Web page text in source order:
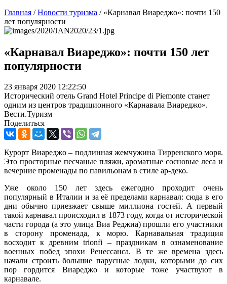
Главная /Новости туризма / «Карнавал Виареджо»: почти 150
лет популярности
«Карнавал Виареджо»: почти 150 лет
популярности
23 января 2020 12:22:50
Исторический отель Grand Hotel Principe di Piemonte станет
одним из центров традиционного «Карнавала Виареджо».
Вести.Туризм
Поделиться
Курорт Виареджо– подлинная жемчужина Тирренского моря.
Это просторные песчаные пляжи,ароматные сосновые леса и
вечерние променады по павильонам в стиле ар-деко.
Уже около150 летздесь ежегодно проходит очень
популярный в Италии и за её пределамикарнавал: сюда в его
дни обычно приезжает свыше миллиона гостей. А первый
такой карнавал происходилв 1873 году, когда отисторической
части города (а это улица Виа Реджиа) прошли его участники
в сторонупроменада, кморю. Карнавальная традиция
восходит к древнимtrionfi –праздникам в ознаменование
военных победэпохи Ренессанса. В те же времена здесь
начали строитьбольшие парусные лодки, которыми до сих
пор гордится Виареджои которые тоже участвуют в
карнавале.